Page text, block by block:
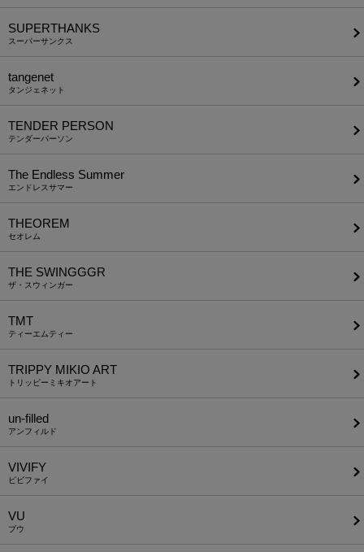
SUPERTHANKS
スーパーサンクス
tangenet
タンジェネット
TENDER PERSON
テンダーパーソン
The Endless Summer
エンドレスサマー
THEOREM
セオレム
THE SWINGGGR
ザ・スウィンガー
TMT
ティーエムティー
TRIPPY MIKIO ART
トリッピーミキオアート
un-filled
アンフィルド
VIVIFY
ビビファイ
VU
ブウ